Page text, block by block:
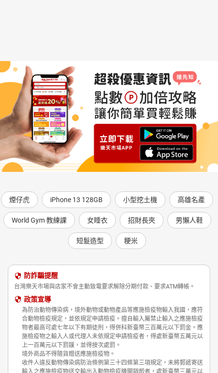
煙仔虎 iPhone 13 128GB 小型挖土機 高雄名產
World Gym 教練課 女睡衣 招財長夾 男懶人鞋
短髮造型 粳米
防詐騙提醒
台灣樂天市場與店家不會主動致電要求解除分期付款、要求ATM轉帳。
政策宣導
為防治動物傳染病，境外動物或動物產品等應施檢疫物輸入我國，應符
合動物檢疫規定，並依規定申請檢疫。擅自輸入屬禁止輸入之應施檢疫
物者最高可處七年以下有期徒刑，得併科新臺幣三百萬元以下罰金。應
施檢疫物之輸入人或代理人未依規定申請檢疫者，得處新臺幣五萬元以
上一百萬元以下罰鍰，並得按次處罰。
境外商品不得隨貨贈送應施檢疫物。
收件人違反動物傳染病防治條例第三十四條第三項規定，未將郵遞寄送
輸入之應施檢疫物送交輸出入動物檢疫機關銷燬者，處新臺幣三萬元以